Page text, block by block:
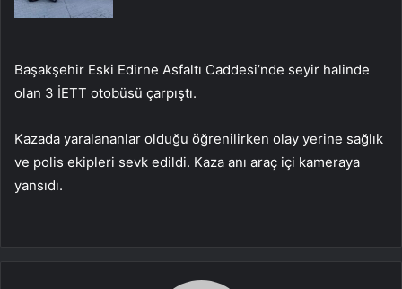
Başakşehir Eski Edirne Asfaltı Caddesi’nde seyir halinde
olan 3 İETT otobüsü çarpıştı.
Kazada yaralananlar olduğu öğrenilirken olay yerine sağlık
ve polis ekipleri sevk edildi. Kaza anı araç içi kameraya
yansıdı.